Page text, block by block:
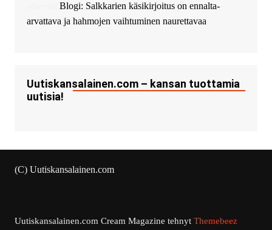
Blogi: Salkkarien käsikirjoitus on ennalta-
arvattava ja hahmojen vaihtuminen naurettavaa
Uutiskansalainen.com – kansan tuottamia
uutisia!
(C) Uutiskansalainen.com
Uutiskansalainen.comCream Magazine tehnyt Themebeez